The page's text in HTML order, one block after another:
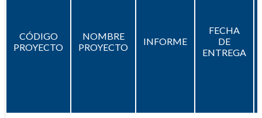
CÓDIGO
PROYECTO
NOMBRE
PROYECTO
INFORME
FECHA
DE
ENTREGA